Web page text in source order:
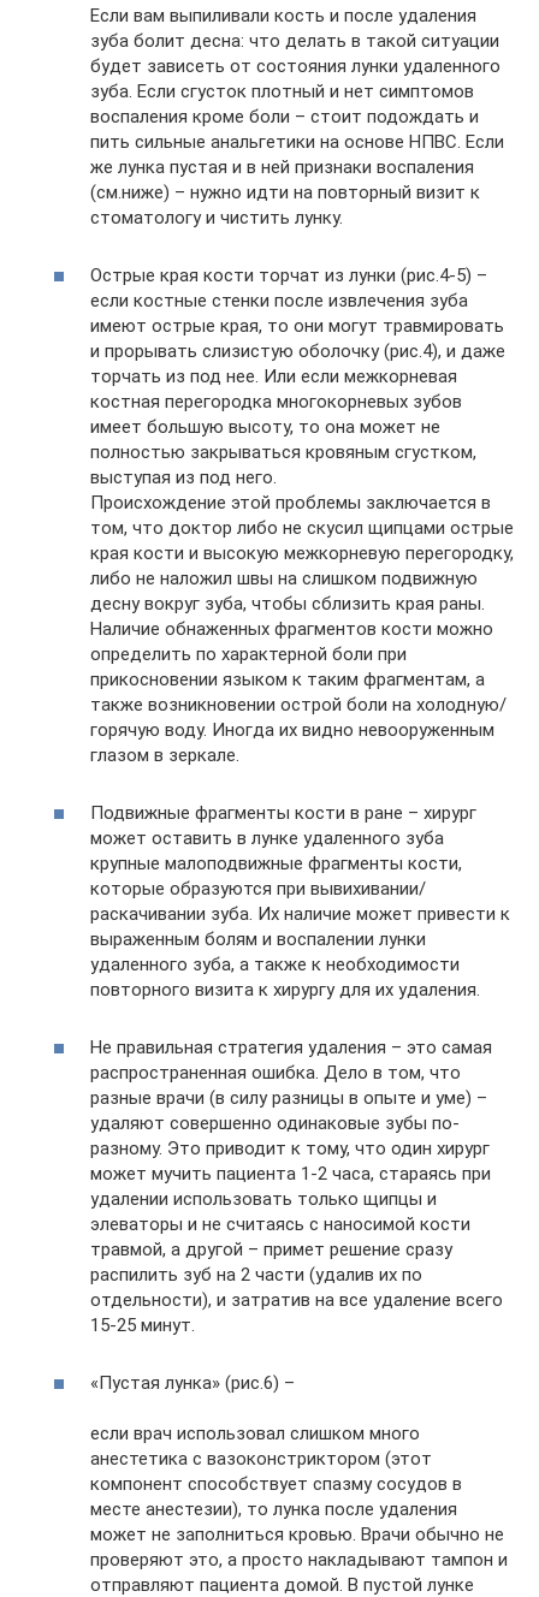
Если вам выпиливали кость и после удаления
зуба болит десна: что делать в такой ситуации
будет зависеть от состояния лунки удаленного
зуба. Если сгусток плотный и нет симптомов
воспаления кроме боли – стоит подождать и
пить сильные анальгетики на основе НПВС. Если
же лунка пустая и в ней признаки воспаления
(см.ниже) – нужно идти на повторный визит к
стоматологу и чистить лунку.
Острые края кости торчат из лунки (рис.4-5) –
если костные стенки после извлечения зуба
имеют острые края, то они могут травмировать
и прорывать слизистую оболочку (рис.4), и даже
торчать из под нее. Или если межкорневая
костная перегородка многокорневых зубов
имеет большую высоту, то она может не
полностью закрываться кровяным сгустком,
выступая из под него.
Происхождение этой проблемы заключается в
том, что доктор либо не скусил щипцами острые
края кости и высокую межкорневую перегородку,
либо не наложил швы на слишком подвижную
десну вокруг зуба, чтобы сблизить края раны.
Наличие обнаженных фрагментов кости можно
определить по характерной боли при
прикосновении языком к таким фрагментам, а
также возникновении острой боли на холодную/
горячую воду. Иногда их видно невооруженным
глазом в зеркале.
Подвижные фрагменты кости в ране – хирург
может оставить в лунке удаленного зуба
крупные малоподвижные фрагменты кости,
которые образуются при вывихивании/
раскачивании зуба. Их наличие может привести к
выраженным болям и воспалении лунки
удаленного зуба, а также к необходимости
повторного визита к хирургу для их удаления.
Не правильная стратегия удаления – это самая
распространенная ошибка. Дело в том, что
разные врачи (в силу разницы в опыте и уме) –
удаляют совершенно одинаковые зубы по-
разному. Это приводит к тому, что один хирург
может мучить пациента 1-2 часа, стараясь при
удалении использовать только щипцы и
элеваторы и не считаясь с наносимой кости
травмой, а другой – примет решение сразу
распилить зуб на 2 части (удалив их по
отдельности), и затратив на все удаление всего
15-25 минут.
«Пустая лунка» (рис.6) –
если врач использовал слишком много
анестетика с вазоконстриктором (этот
компонент способствует спазму сосудов в
месте анестезии), то лунка после удаления
может не заполниться кровью. Врачи обычно не
проверяют это, а просто накладывают тампон и
отправляют пациента домой. В пустой лунке